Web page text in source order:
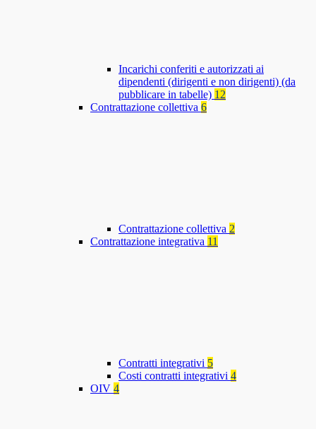
Incarichi conferiti e autorizzati ai
dipendenti (dirigenti e non dirigenti) (da
pubblicare in tabelle) 12
Contrattazione collettiva 6
Contrattazione collettiva 2
Contrattazione integrativa 11
Contratti integrativi 5
Costi contratti integrativi 4
OIV 4